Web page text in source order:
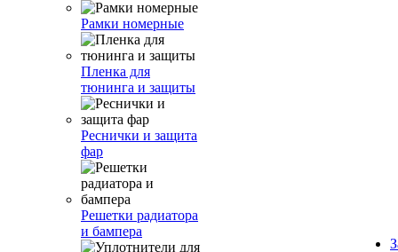
Рамки номерные
Пленка для
тюнинга и защиты
Реснички и защита
фар
Решетки радиатора
и бампера